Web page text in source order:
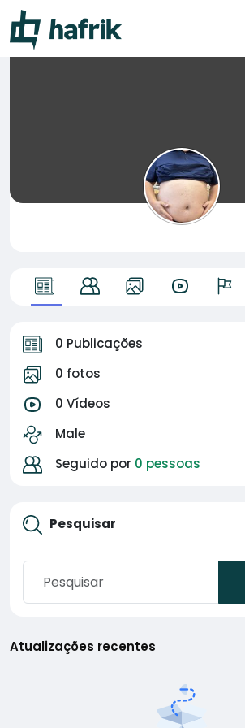
0 Publicações
0 fotos
0 Vídeos
Male
Seguido por 0 pessoas
Pesquisar
Atualizações recentes